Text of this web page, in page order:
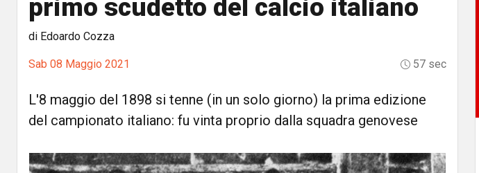
primo scudetto del calcio italiano
di Edoardo Cozza
Sab 08 Maggio 2021 57 sec
L'8 maggio del 1898 si tenne (in un solo giorno) la prima edizione
del campionato italiano: fu vinta proprio dalla squadra genovese